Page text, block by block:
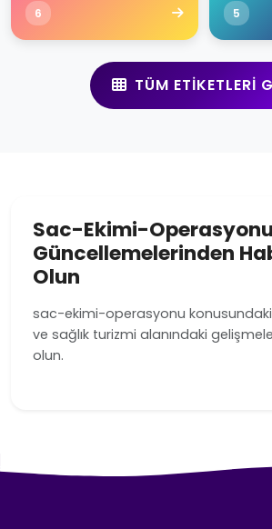
6 5
TÜM ETIKETLERI
Sac-Ekimi-Operasyonu
Güncellemelerinden
Olun
sac-ekimi-operasyonu
ve sağlık turizmi alanındaki
olun.